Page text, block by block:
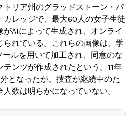
トリア州のグラッドストーン・パ
カレッジで、最大60人の女子生徒
AIによって生成され、オンライ
られている。これらの画像は、学
ルを用いて加工され、同意のな
ンツが作成されたという。11年
となったが、捜査が継続中のた
数は明らかになっていない。